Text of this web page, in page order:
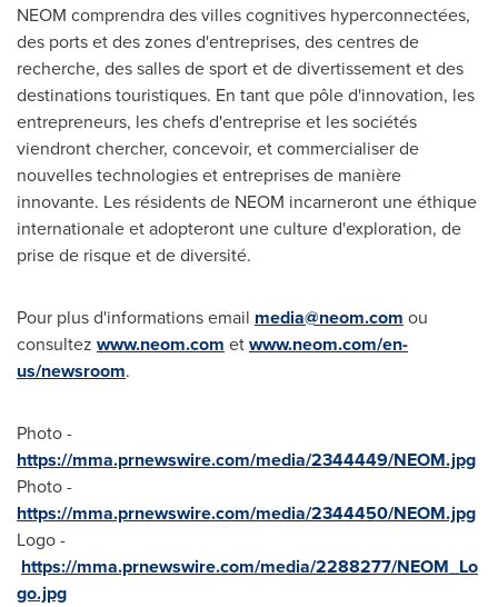
NEOM comprendra des villes cognitives hyperconnectées,
des ports et des zones d'entreprises, des centres de
recherche, des salles de sport et de divertissement et des
destinations touristiques. En tant que pôle d'innovation, les
entrepreneurs, les chefs d'entreprise et les sociétés
viendront chercher, concevoir, et commercialiser de
nouvelles technologies et entreprises de manière
innovante. Les résidents de NEOM incarneront une éthique
internationale et adopteront une culture d'exploration, de
prise de risque et de diversité.
Pour plus d'informations email media@neom.com ou
consultez www.neom.com etwww.neom.com/en-
us/newsroom.
Photo -
https://mma.prnewswire.com/media/2344449/NEOM.jpg
Photo -
https://mma.prnewswire.com/media/2344450/NEOM.jpg
Logo -
https://mma.prnewswire.com/media/2288277/NEOM_Lo
go.jpg